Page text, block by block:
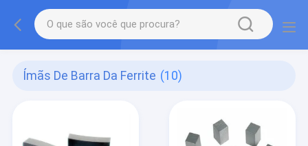
Ímãs De Barra Da Ferrite (10)